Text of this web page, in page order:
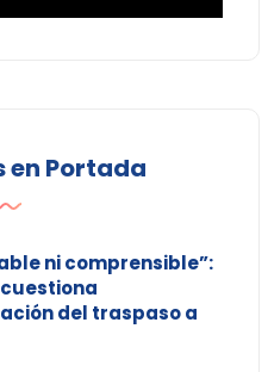
en Portada
ni comprensible”:
del traspaso a